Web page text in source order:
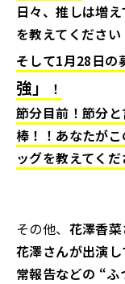
日々、推しは増
を教えてください
そして1月28日の
強」
！
節分目前！節分
棒！！あなたが
ッグを教えてくだ
その他、 花澤香
花澤さんが出演
常報告などの “ふ